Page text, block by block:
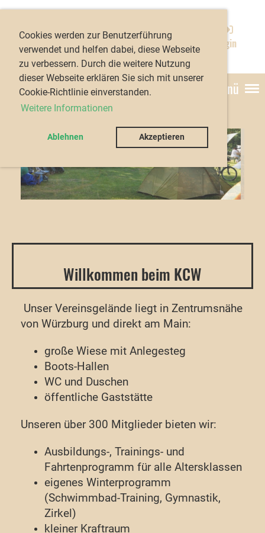
Cookies werden zur Benutzerführung
verwendet und helfen dabei, diese Webseite
zu verbessern. Durch die weitere Nutzung
dieser Webseite erklären Sie sich mit unserer
Cookie-Richtlinie einverstanden.
Weitere Informationen
Ablehnen Akzeptieren
e.V.
Login
Menü
Willkommen beim KCW
Unser Vereinsgelände liegt in Zentrumsnähe
von Würzburg und direkt am Main:
große Wiese mit Anlegesteg
Boots-Hallen
WC und Duschen
öffentliche Gaststätte
Unseren über 300 Mitglieder bieten wir:
Ausbildungs-, Trainings- und
Fahrtenprogramm für alle Altersklassen
eigenes Winterprogramm
(Schwimmbad-Training, Gymnastik,
Zirkel)
kleiner Kraftraum